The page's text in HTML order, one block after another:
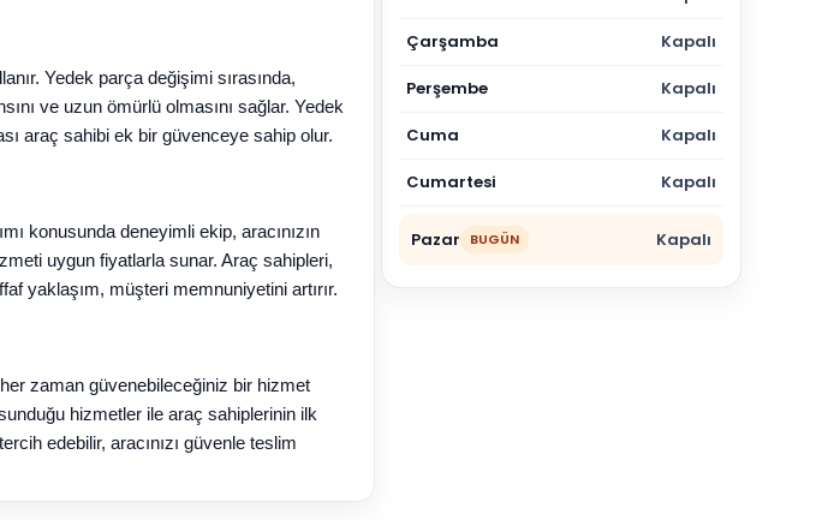
Yedek parça değişimi sırasında,
ve uzun ömürlü olmasını sağlar. Yedek
araç sahibi ek bir güvenceye sahip olur.
konusunda deneyimli ekip, aracınızın
uygun fiyatlarla sunar. Araç sahipleri,
yaklaşım, müşteri memnuniyetini artırır.
zaman güvenebileceğiniz bir hizmet
hizmetler ile araç sahiplerinin ilk
edebilir, aracınızı güvenle teslim
Çarşamba Kapalı
Perşembe Kapalı
Cuma Kapalı
Cumartesi Kapalı
Pazar BUGÜN Kapalı